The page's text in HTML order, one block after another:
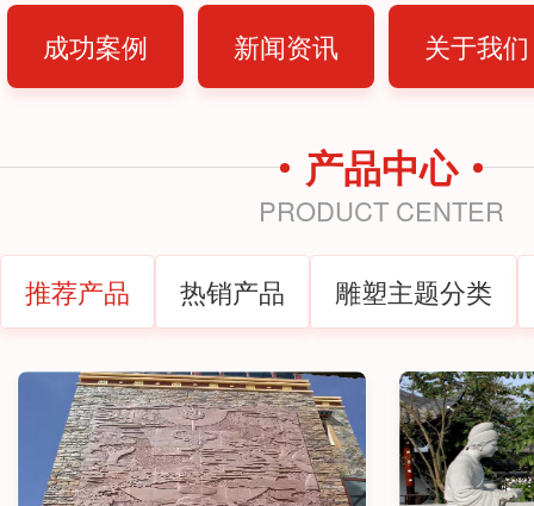
成功案例 新闻资讯 关于我们
产品中心
PRODUCT CENTER
推荐产品 热销产品 雕塑主题分类